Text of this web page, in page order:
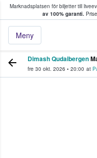
Marknadsplatsen för biljetter till
av 100% garanti.
Meny
köper och
Dimash Qudaibergen
fre 30 okt. 2026 • 20:00 at